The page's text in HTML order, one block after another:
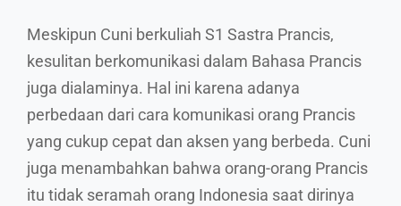
Meskipun Cuni berkuliah S1 Sastra Prancis,
kesulitan berkomunikasi dalam Bahasa Prancis
juga dialaminya. Hal ini karena adanya
perbedaan dari cara komunikasi orang Prancis
yang cukup cepat dan aksen yang berbeda. Cuni
juga menambahkan bahwa orang-orang Prancis
itu tidak seramah orang Indonesia saat dirinya